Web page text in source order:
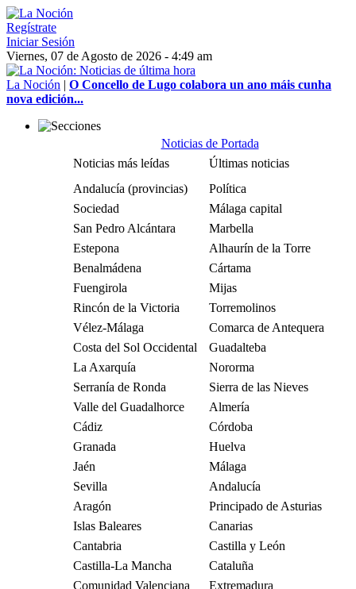
Regístrate
Iniciar Sesión
Viernes, 07 de Agosto de 2026 - 4:49 am
La Noción | O Concello de Lugo colabora un ano máis cunha
nova edición...
Noticias de Portada
Noticias más leídas
Últimas noticias
Andalucía (provincias)
Política
Sociedad
Málaga capital
San Pedro Alcántara
Marbella
Estepona
Alhaurín de la Torre
Benalmádena
Cártama
Fuengirola
Mijas
Rincón de la Victoria
Torremolinos
Vélez-Málaga
Comarca de Antequera
Costa del Sol Occidental
Guadalteba
La Axarquía
Nororma
Serranía de Ronda
Sierra de las Nieves
Valle del Guadalhorce
Almería
Cádiz
Córdoba
Granada
Huelva
Jaén
Málaga
Sevilla
Andalucía
Aragón
Principado de Asturias
Islas Baleares
Canarias
Cantabria
Castilla y León
Castilla-La Mancha
Cataluña
Comunidad Valenciana
Extremadura